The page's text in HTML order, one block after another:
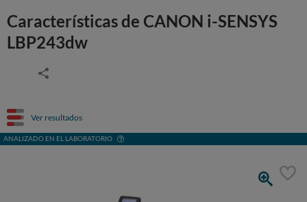
Características de CANON i-SENSYS
LBP243dw
Ver resultados
ANALIZADO EN EL LABORATORIO